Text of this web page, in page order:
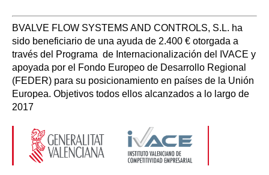
BVALVE FLOW SYSTEMS AND CONTROLS, S.L. ha
sido beneficiario de una ayuda de 2.400 € otorgada a
través del Programa de Internacionalización del IVACE y
apoyada por el Fondo Europeo de Desarrollo Regional
(FEDER) para su posicionamiento en países de la Unión
Europea. Objetivos todos ellos alcanzados a lo largo de
2017